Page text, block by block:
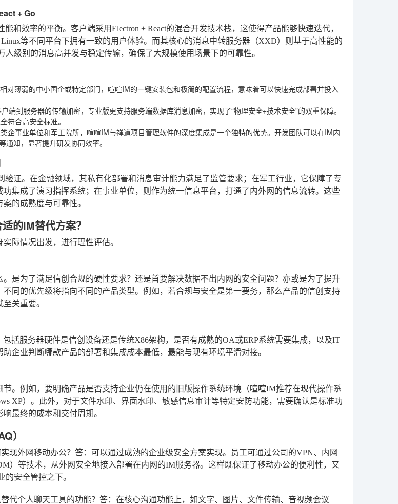
+ Go
和效率的平衡。客户端采用Electron + React的混合开发技术栈，这使得产品能够快速迭代，
Linux等不同平台下拥有一致的用户体验。而其核心的消息中转服务器（XXD）则基于高性能的
人级别的消息高并发与稳定传输，确保了大规模使用场景下的可靠性。
对薄弱的中小国企或特定部门，喧喧IM的一键安装包和极简的配置流程，意味着可以快速完成部署并投入
端到服务器的传输加密，专业版更支持服务端数据库消息加密，实现了“物理安全+技术安全”的双重保障。
符合高安全标准。
企事业单位和军工院所，喧喧IM与禅道项目管理软件的深度集成是一个独特的优势。开发团队可以在IM内
通知，显著提升研发协同效率。
验证。在金融领域，其私有化部署和消息审计能力满足了监管要求；在军工行业，它保障了专
功集成了演习指挥系统；在事业单位，则作为统一信息平台，打通了内外网的信息流转。这些
的成熟度与可靠性。
的IM替代方案？
际情况出发，进行理性评估。
是为了满足信创合规的硬性要求？还是首要解决数据不出内网的安全问题？亦或是为了提升
不同的优先级将指向不同的产品类型。例如，若合规与安全是第一要务，那么产品的信创支持
关重要。
括服务器硬件是信创设备还是传统X86架构，是否有成熟的OA或ERP系统需要集成，以及IT
企业判断哪款产品的部署和集成成本最低，最能与现有环境平滑对接。
。例如，要明确产品是否支持企业仍在使用的旧版操作系统环境（喧喧IM推荐在现代操作系
XP）。此外，对于文件水印、界面水印、敏感信息审计等特定安防功能，需要确认是标准功
最终的成本和交付周期。
）
现外网移动办公？ 答：可以通过成熟的企业级安全方案实现。员工可通过公司的VPN、内网
）等技术，从外网安全地接入部署在内网的IM服务器。这样既保证了移动办公的便利性，又
的安全管控之下。
代个人聊天工具的功能？ 答：在核心沟通功能上，如文字、图片、文件传输、音视频会议